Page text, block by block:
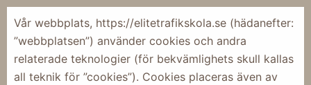
Vår webbplats, https://elitetrafikskola.se (hädanefter:
”webbplatsen”) använder cookies och andra
relaterade teknologier (för bekvämlighets skull kallas
all teknik för ”cookies”). Cookies placeras även av